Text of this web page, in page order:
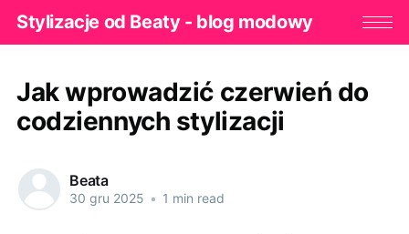
Stylizacje od Beaty - blog modowy
Jak wprowadzić czerwień do
codziennych stylizacji
Beata
30 gru 2025 • 1 min read